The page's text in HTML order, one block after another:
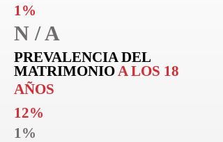
1%
N / A
PREVALENCIA DEL
MATRIMONIOA LOS 18
AÑOS
12%
1%